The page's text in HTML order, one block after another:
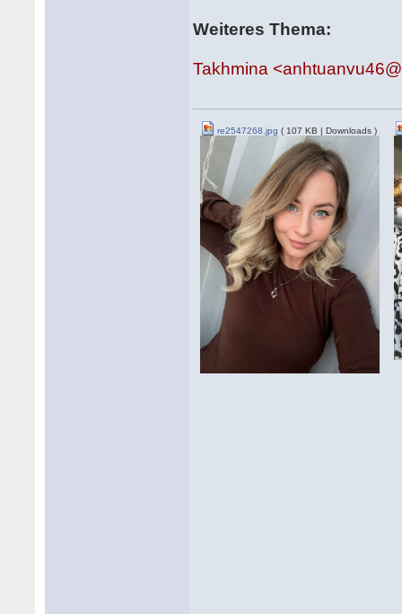
Weiteres Thema:
Takhmina
re2547268.jpg ( 107 KB | Downloads )